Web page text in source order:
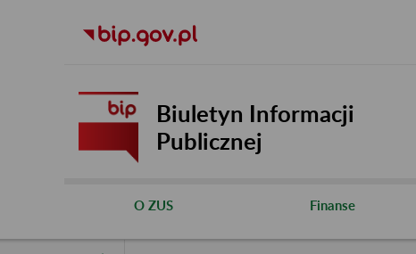
Biuletyn Informacji
Publicznej
O ZUS Finanse